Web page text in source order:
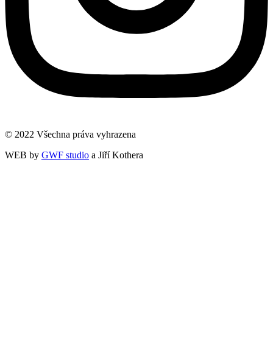
© 2022 Všechna práva vyhrazena
WEB by GWF studio a Jiří Kothera